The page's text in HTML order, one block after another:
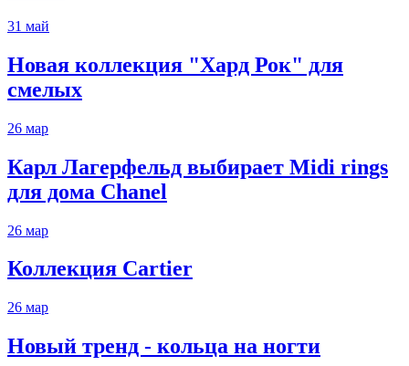
31 май
Новая коллекция "Хард Рок" для
смелых
26 мар
Карл Лагерфельд выбирает Midi rings
для дома Chanel
26 мар
Коллекция Cartier
26 мар
Новый тренд - кольца на ногти